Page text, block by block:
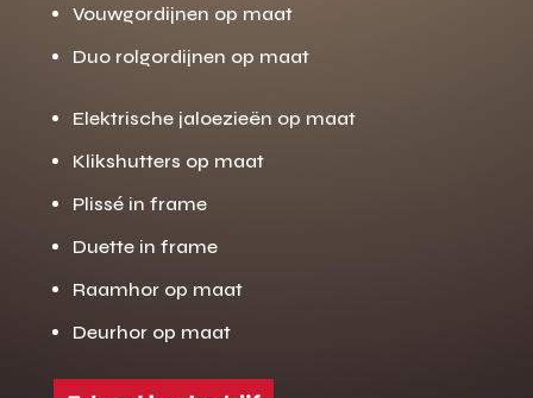
Gratis offerte
op maat?
Vouwgordijnen op maat
Duo rolgordijnen op maat
Elektrische jaloezieën op maat
Klikshutters op maat
Plissé in frame
Duette in frame
Raamhor op maat
Deurhor op maat